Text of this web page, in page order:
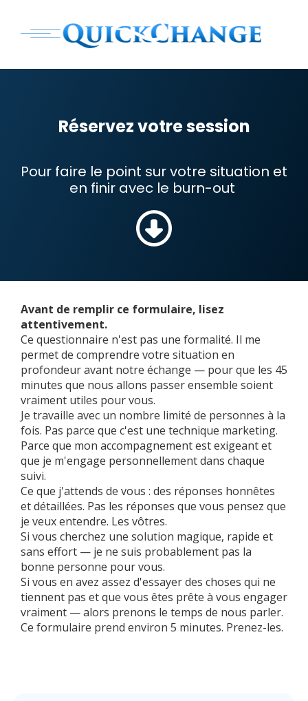
Réservez votre session
Pour faire le point sur votre situation et
en finir avec le burn-out
Avant de remplir ce formulaire, lisez
attentivement.
Ce questionnaire n'est pas une formalité. Il me
permet de comprendre votre situation en
profondeur avant notre échange — pour que les 45
minutes que nous allons passer ensemble soient
vraiment utiles pour vous.
Je travaille avec un nombre limité de personnes à la
fois. Pas parce que c'est une technique marketing.
Parce que mon accompagnement est exigeant et
que je m'engage personnellement dans chaque
suivi.
Ce que j'attends de vous : des réponses honnêtes
et détaillées. Pas les réponses que vous pensez que
je veux entendre. Les vôtres.
Si vous cherchez une solution magique, rapide et
sans effort — je ne suis probablement pas la
bonne personne pour vous.
Si vous en avez assez d'essayer des choses qui ne
tiennent pas et que vous êtes prête à vous engager
vraiment — alors prenons le temps de nous parler.
Ce formulaire prend environ 5 minutes. Prenez-les.